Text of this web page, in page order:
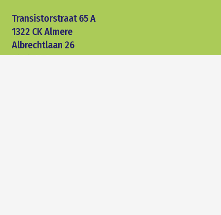
Transistorstraat 65 A
1322 CK Almere
Albrechtlaan 26
1404 AL Bussum